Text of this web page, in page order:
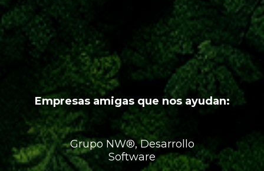
Empresas amigas que nos ayudan:
Grupo NW®, Desarrollo
Software